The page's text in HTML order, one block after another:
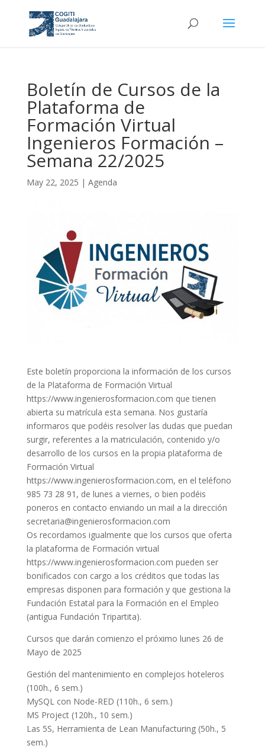
Boletín de Cursos de la
Plataforma de
Formación Virtual
Ingenieros Formación –
Semana 22/2025
May 22, 2025 | Agenda
Este boletín proporciona la información de los cursos
de la Plataforma de Formación Virtual
https://www.ingenierosformacion.com que tienen
abierta su matrícula esta semana. Nos gustaría
informaros que podéis resolver las dudas que puedan
surgir, referentes a la matriculación, contenido y/o
desarrollo de los cursos en la propia plataforma de
Formación Virtual
https://www.ingenierosformacion.com, en el teléfono
985 73 28 91, de lunes a viernes, o bien podéis
poneros en contacto enviando un mail a la dirección
secretaria@ingenierosformacion.com
Os recordamos igualmente que los cursos que oferta
la plataforma de Formación virtual
https://www.ingenierosformacion.com pueden ser
bonificados con cargo a los créditos que todas las
empresas disponen para formación y que gestiona la
Fundación Estatal para la Formación en el Empleo
(antigua Fundación Tripartita).
Cursos que darán comienzo el próximo lunes 26 de
Mayo de 2025
Gestión del mantenimiento en complejos hoteleros
(100h., 6 sem.)
MySQL con Node-RED (110h., 6 sem.)
MS Project (120h., 10 sem.)
Las 5S, Herramienta de Lean Manufacturing (50h., 5
sem.)